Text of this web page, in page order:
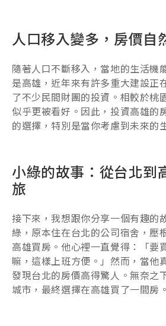
人口移入變多，房價自
隨著人口不斷移入，當地的生活機
是高雄，近年來有許多重大建設正
了不少民間財團的投資。相較於桃
似乎更被看好。因此，投資高雄的
的選擇，特別是當你考慮到未來的
小綠的故事：從台北到
旅
接下來，我想跟你分享一個有趣的
綠，原本住在台北的公司宿舍，壓
高雄買房。他心裡一直覺得：「要
嘛，這樣上班方便。」然而，當他
發現台北的房價高得驚人。無奈之
城市，最終選擇在高雄買了一間房。